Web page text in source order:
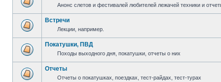
Анонс слетов и фестивалей любителей лежачей техники и
Встречи
Лекции, например.
Покатушки, ПВД
Походы выходного дня, покатушки, отчеты о них
Отчеты
Отчеты о покатушках, поездках, тест-райдах, тест-турах